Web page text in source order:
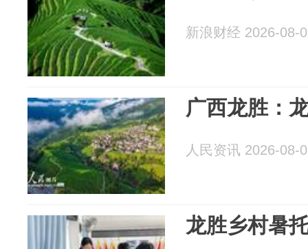
新浪财经 2026-08-
广西龙胜：
人民资讯 2026-08-
龙胜乡村暑